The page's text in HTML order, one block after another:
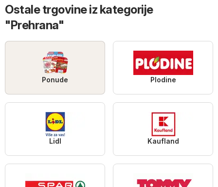
Ostale trgovine iz kategorije
"Prehrana"
Ponude Plodine
Lidl Kaufland